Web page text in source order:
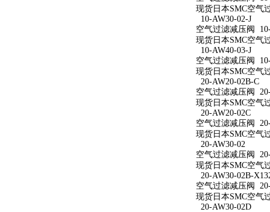
现货日本SMC空气
10-AW30-02-J
空气过滤减压阀
现货日本SMC空气
10-AW40-03-J
空气过滤减压阀
现货日本SMC空气
20-AW20-02B-C
空气过滤减压阀
现货日本SMC空气
20-AW20-02C
空气过滤减压阀
现货日本SMC空气
20-AW30-02
空气过滤减压阀
现货日本SMC空气
20-AW30-02B-
空气过滤减压阀
现货日本SMC空气
20-AW30-02D